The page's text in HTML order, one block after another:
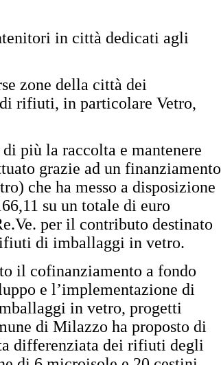
in città dedicati agli
zone della città dei
rifiuti, in particolare Vetro,
più la raccolta e mantenere
grazie ad un finanziamento
che ha messo a disposizione
su un totale di euro
per il contributo destinato
di imballaggi in vetro.
il cofinanziamento a fondo
e l’implementazione di
in vetro, progetti
di Milazzo ha proposto di
differenziata dei rifiuti degli